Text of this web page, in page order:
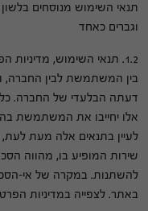
תנאי השימוש מנוסחים
וגברים כאחד
1.2. תנאי השימוש,
בין המשתמשת לבין החברה,
דעתה הבלעדי של החברה. כל
אלו יחייבו את המשתמשת
לעיין בתנאים אלה מעת
שירות המופיע בו, מהווה
להשתנות. במקרה של אי-
באתר. לצפייה במדיניות